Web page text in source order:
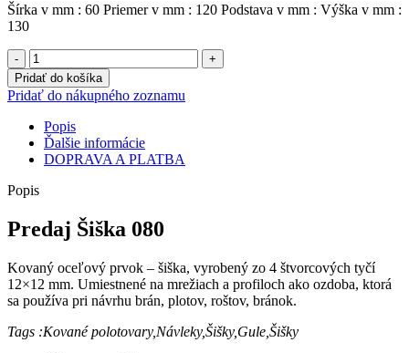
Šírka v mm : 60 Priemer v mm : 120 Podstava v mm : Výška v mm :
130
množstvo
Šiška
080,
Pridať do košíka
Pridať do nákupného zoznamu
Popis
Ďalšie informácie
DOPRAVA A PLATBA
Popis
Predaj Šiška 080
Kovaný oceľový prvok – šiška, vyrobený zo 4 štvorcových tyčí
12×12 mm. Umiestnené na mrežiach a profiloch ako ozdoba, ktorá
sa používa pri návrhu brán, plotov, roštov, bránok.
Tags :Kované polotovary,Návleky,Šišky,Gule,Šišky